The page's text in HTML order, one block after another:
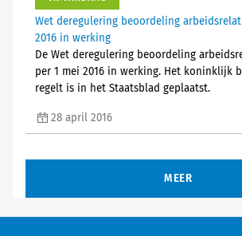
Wet deregulering beoordeling
2016 in werking
De Wet deregulering beoordeling
per 1 mei 2016 in werking. Het koninklijk
regelt is in het Staatsblad geplaatst.
28 april 2016
MEER